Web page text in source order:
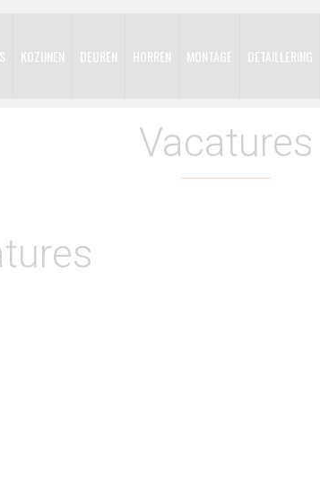
KOZIJNEN DEUREN HORREN MONTAGE DETAILLERING
Vacatures